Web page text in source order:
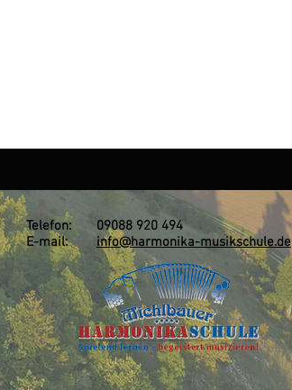
Telefon: 09088 920 494
E-mail:info@harmonika-musikschule.de